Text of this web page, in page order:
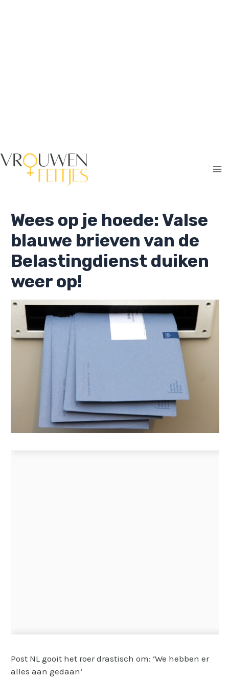
Wees op je hoede: Valse
blauwe brieven van de
Belastingdienst duiken
weer op!
Post NL gooit het roer drastisch om: ‘We hebben er
alles aan gedaan’